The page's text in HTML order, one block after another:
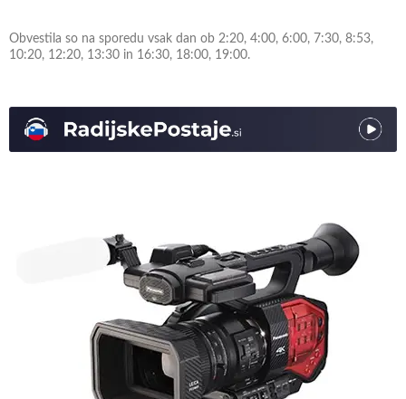
Obvestila so na sporedu vsak dan ob 2:20, 4:00, 6:00, 7:30, 8:53,
10:20, 12:20, 13:30 in 16:30, 18:00, 19:00.